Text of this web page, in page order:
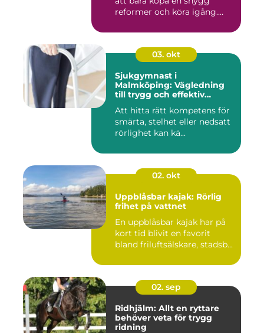
reformer och köra igång.
03. okt
Sjukgymnast i
Malmköping: Vägledning
till trygg och effektiv
Att hitta rätt kompetens för
smärta, stelhet eller nedsatt
rörlighet kan kä...
02. okt
Uppblåsbar kajak: Rörlig
frihet på vattnet
En uppblåsbar kajak har på
kort tid blivit en favorit
bland friluftsälskare, stadsb...
02. sep
Ridhjälm: Allt en ryttare
behöver veta för trygg
ridning